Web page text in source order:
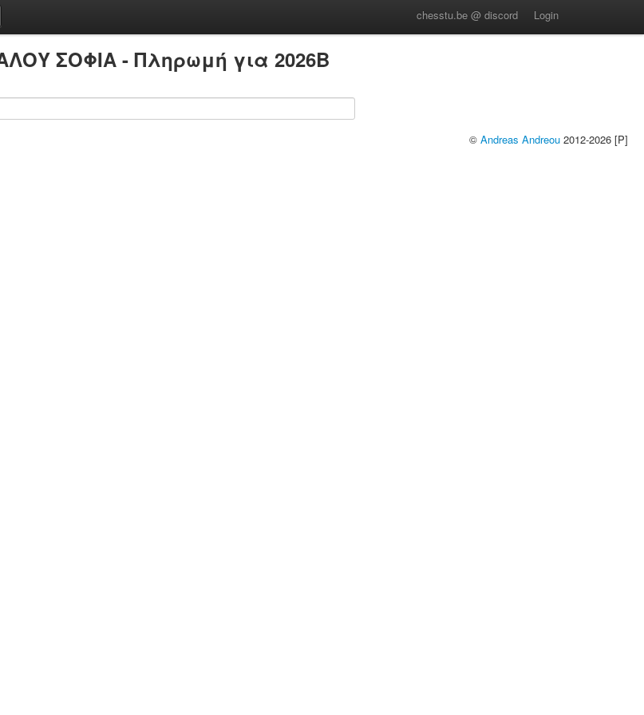
chesstu.be @ discord Login
ΣΟΦΙΑ - Πληρωμή για 2026B
© Andreas Andreou 2012-2026 [P]